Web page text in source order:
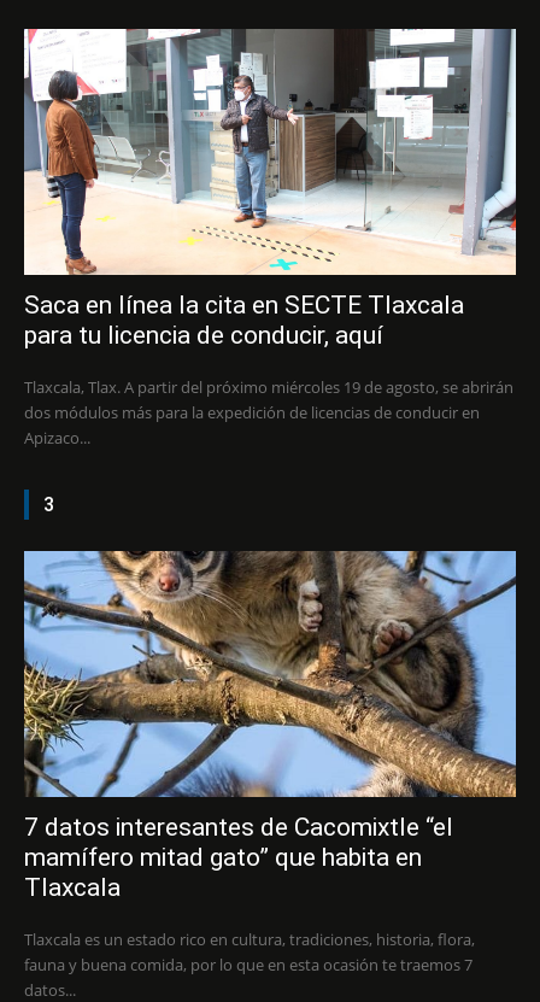
Saca en línea la cita en SECTE Tlaxcala
para tu licencia de conducir, aquí
Tlaxcala, Tlax. A partir del próximo miércoles 19 de agosto, se abrirán
dos módulos más para la expedición de licencias de conducir en
Apizaco...
3
7 datos interesantes de Cacomixtle “el
mamífero mitad gato” que habita en
Tlaxcala
Tlaxcala es un estado rico en cultura, tradiciones, historia, flora,
fauna y buena comida, por lo que en esta ocasión te traemos 7
datos...